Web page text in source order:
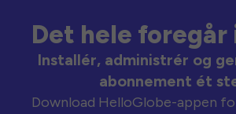
Det hele foregår
Installér, administrér og
abonnement ét
Download HelloGlobe-appen